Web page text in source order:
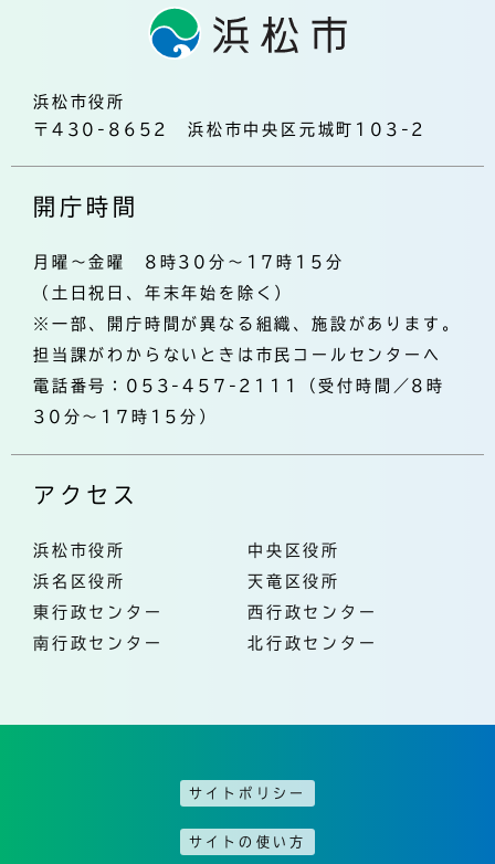
浜松市役所
〒430-8652 浜松市中央区元城町103-2
開庁時間
月曜～金曜 8時30分～17時15分
（土日祝日、年末年始を除く）
※一部、開庁時間が異なる組織、施設があります。
担当課がわからないときは市民コールセンターへ
電話番号：053-457-2111（受付時間／8時
30分～17時15分）
アクセス
浜松市役所
中央区役所
浜名区役所
天竜区役所
東行政センター
西行政センター
南行政センター
北行政センター
サイトポリシー
サイトの使い方